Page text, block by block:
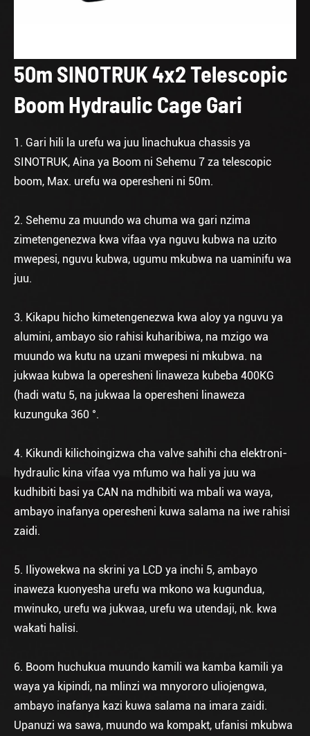
50m SINOTRUK 4x2 Telescopic
Boom Hydraulic Cage Gari
1. Gari hili la urefu wa juu linachukua chassis ya
SINOTRUK, Aina ya Boom ni Sehemu 7 za telescopic
boom, Max. urefu wa operesheni ni 50m.
2. Sehemu za muundo wa chuma wa gari nzima
zimetengenezwa kwa vifaa vya nguvu kubwa na uzito
mwepesi, nguvu kubwa, ugumu mkubwa na uaminifu wa
juu.
3. Kikapu hicho kimetengenezwa kwa aloy ya nguvu ya
alumini, ambayo sio rahisi kuharibiwa, na mzigo wa
muundo wa kutu na uzani mwepesi ni mkubwa. na
jukwaa kubwa la operesheni linaweza kubeba 400KG
(hadi watu 5, na jukwaa la operesheni linaweza
kuzunguka 360 °.
4. Kikundi kilichoingizwa cha valve sahihi cha elektroni-
hydraulic kina vifaa vya mfumo wa hali ya juu wa
kudhibiti basi ya CAN na mdhibiti wa mbali wa waya,
ambayo inafanya operesheni kuwa salama na iwe rahisi
zaidi.
5. Iliyowekwa na skrini ya LCD ya inchi 5, ambayo
inaweza kuonyesha urefu wa mkono wa kugundua,
mwinuko, urefu wa jukwaa, urefu wa utendaji, nk. kwa
wakati halisi.
6. Boom huchukua muundo kamili wa kamba kamili ya
waya ya kipindi, na mlinzi wa mnyororo uliojengwa,
ambayo inafanya kazi kuwa salama na imara zaidi.
Upanuzi wa sawa, muundo wa kompakt, ufanisi mkubwa